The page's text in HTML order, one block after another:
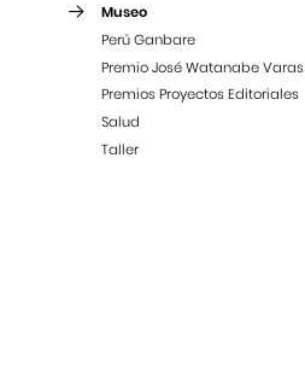
Museo
Perú Ganbare
Premio José Watanabe Varas
Premios Proyectos Editoriales
Salud
Taller